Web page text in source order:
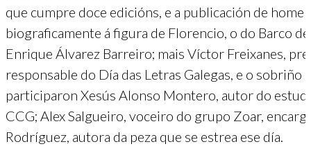
que cumpre doce edicións, e a publicación de
biograficamente á figura de Florencio, o do Barco
Enrique Álvarez Barreiro; mais Víctor Freixanes,
responsable do Día das Letras Galegas, e o
participaron Xesús Alonso Montero, autor do
CCG; Alex Salgueiro, voceiro do grupo Zoar,
Rodríguez, autora da peza que se estrea ese día.